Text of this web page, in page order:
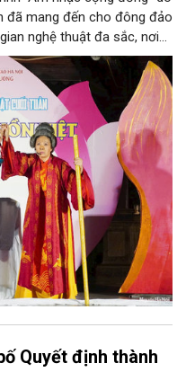
đã mang đến cho đông đảo
nghệ thuật đa sắc, nơi
cổ và các tiết mục múa
đi bộ hồ Hoàn Kiếm. Đặc
các nghệ sĩ đến từ
gặp gỡ nghệ thuật giàu
Quyết định thành